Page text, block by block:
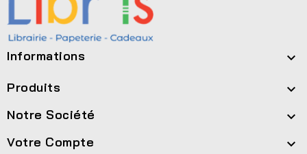
Informations 
Produits 
Notre Société 
Votre Compte 